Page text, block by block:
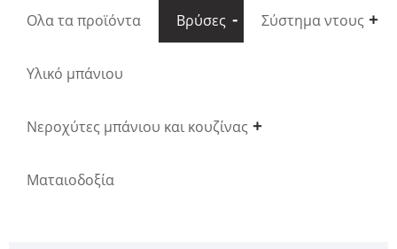
Ολα τα προϊόντα Βρύσες Σύστημα ντους
Υλικό μπάνιου
Νεροχύτες μπάνιου και κουζίνας
Ματαιοδοξία